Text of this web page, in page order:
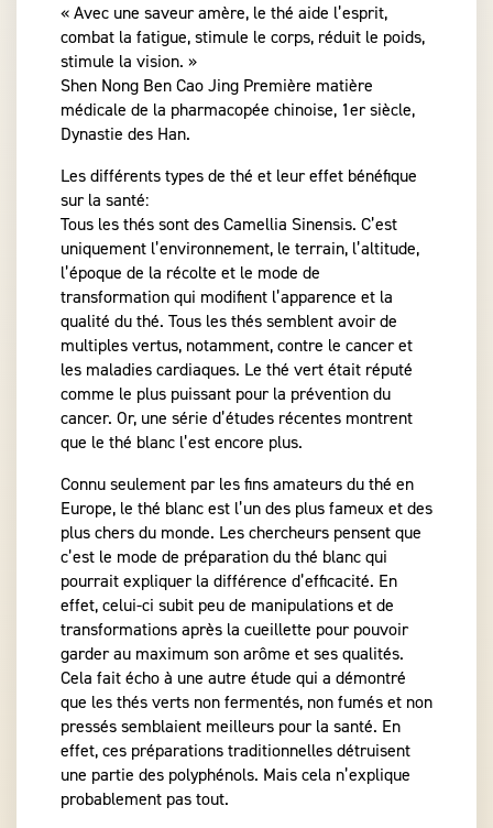
« Avec une saveur amère, le thé aide l’esprit,
combat la fatigue, stimule le corps, réduit le poids,
stimule la vision. »
Shen Nong Ben Cao Jing Première matière
médicale de la pharmacopée chinoise, 1er siècle,
Dynastie des Han.
Les différents types de thé et leur effet bénéfique
sur la santé:
Tous les thés sont des Camellia Sinensis. C’est
uniquement l’environnement, le terrain, l’altitude,
l’époque de la récolte et le mode de
transformation qui modifient l’apparence et la
qualité du thé. Tous les thés semblent avoir de
multiples vertus, notamment, contre le cancer et
les maladies cardiaques. Le thé vert était réputé
comme le plus puissant pour la prévention du
cancer. Or, une série d’études récentes montrent
que le thé blanc l’est encore plus.
Connu seulement par les fins amateurs du thé en
Europe, le thé blanc est l’un des plus fameux et des
plus chers du monde. Les chercheurs pensent que
c’est le mode de préparation du thé blanc qui
pourrait expliquer la différence d’efficacité. En
effet, celui-ci subit peu de manipulations et de
transformations après la cueillette pour pouvoir
garder au maximum son arôme et ses qualités.
Cela fait écho à une autre étude qui a démontré
que les thés verts non fermentés, non fumés et non
pressés semblaient meilleurs pour la santé. En
effet, ces préparations traditionnelles détruisent
une partie des polyphénols. Mais cela n’explique
probablement pas tout.